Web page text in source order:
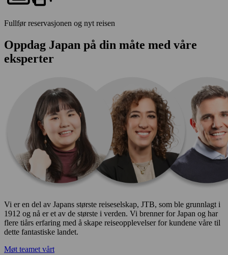
Fullfør reservasjonen og nyt reisen
Oppdag Japan på din måte med våre
eksperter
Vi er en del av Japans største reiseselskap, JTB, som ble grunnlagt i
1912 og nå er et av de største i verden. Vi brenner for Japan og har
flere tiårs erfaring med å skape reiseopplevelser for kundene våre til
dette fantastiske landet.
Møt teamet vårt